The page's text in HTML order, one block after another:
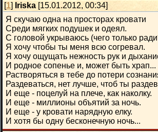
[1] Iriska [15.01.2012, 00:34]
Я скучаю одна на просторах кровати
Среди мягких подушек и одеял.
С головой укрываюсь (чего только
Я хочу чтобы ты меня всю согревал.
Я хочу ощущать нежность рук и
И родное сопенье и, может быть храп...
Растворяться в тебе до потери
Раздеваться, нет лучше, чтоб ты
И еще - поцелуй на плече, как наколку.
И еще - миллионы объятий за ночь.
И еще - у кровати нарядную елку.
И хотя бы одну бесконечную ночь...